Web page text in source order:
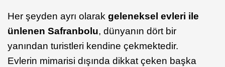
Her şeyden ayrı olarak geleneksel evleri ile
ünlenen Safranbolu, dünyanın dört bir
yanından turistleri kendine çekmektedir.
Evlerin mimarisi dışında dikkat çeken başka